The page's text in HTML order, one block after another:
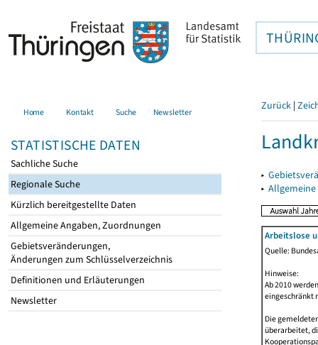
Home Kontakt Suche Newsletter
STATISTISCHE DATEN
Sachliche Suche
Regionale Suche
Kürzlich bereitgestellte Daten
Allgemeine Angaben, Zuordnungen
Gebietsveränderungen,
Änderungen zum Schlüsselverzeichnis
Definitionen und Erläuterungen
Newsletter
Zurück |
▸
▸
Arbeitslose
Quelle:
Hinweise:
Ab 2010
eingeschränkt
Die
überarbeitet,